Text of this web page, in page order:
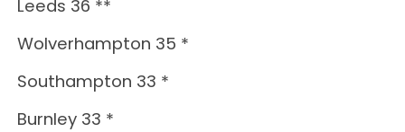
Leeds 36 **
Wolverhampton 35 *
Southampton 33 *
Burnley 33 *